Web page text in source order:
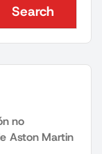
Search
Search
no
Aston Martin